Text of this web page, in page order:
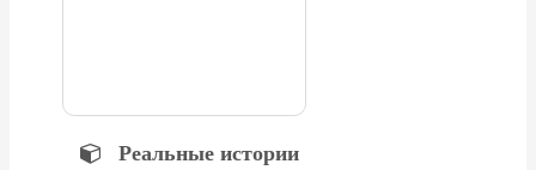
Реальные истории